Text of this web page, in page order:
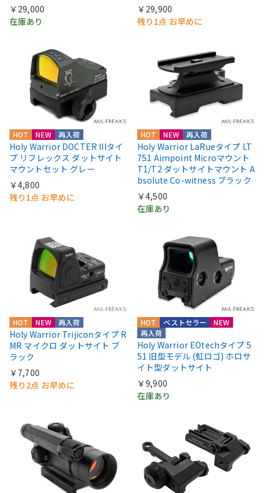
￥29,000
在庫あり
￥29,900
残り1点 お早めに
HOT NEW 再入荷
Holy Warrior DOCTER IIIタイ
プ リフレックス ダットサイト
マウントセット グレー
￥4,800
残り1点 お早めに
HOT NEW 再入荷
Holy Warrior LaRueタイプ LT
751 Aimpoint Microマウント
T1/T2 ダットサイトマウント A
bsolute Co-witness ブラック
￥4,500
在庫あり
HOT NEW 再入荷
Holy Warrior Trijiconタイプ R
MR マイクロ ダットサイト ブ
ラック
￥7,700
残り2点 お早めに
HOT
NEW
再入荷
ベストセラー
Holy Warrior EOtechタイプ 5
51 旧型モデル (虹ロゴ) ホロサ
イト型ダットサイト
￥9,900
在庫あり